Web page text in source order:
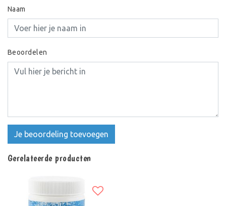
Naam
Beoordelen
Je beoordeling toevoegen
Gerelateerde producten